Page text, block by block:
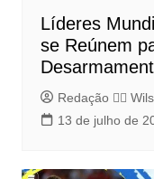
Líderes
se Reúnem
Redação 👨‍⚖️​
13 de julho de